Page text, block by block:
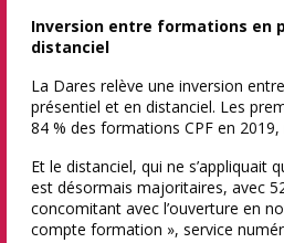
Inversion entre formations en
distanciel
La Dares relève une inversion
présentiel et en distanciel. Les
84 % des formations CPF en
Et le distanciel, qui ne s’appliquait
est désormais majoritaires, avec
concomitant avec l’ouverture en
compte formation », service